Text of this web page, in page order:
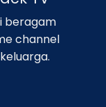
beragam
channel